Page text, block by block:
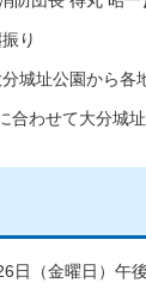
り
城址公園から各
わせて大分城
日（金曜日）午